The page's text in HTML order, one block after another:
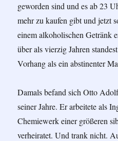
geworden sind und es ab 23
mehr zu kaufen gibt und jetzt
einem alkoholischen Getränk
über als vierzig Jahren
Vorhang als ein abstinenter
Damals befand sich Otto
seiner Jahre. Er arbeitete als
Chemiewerk einer größeren
verheiratet. Und trank nicht.